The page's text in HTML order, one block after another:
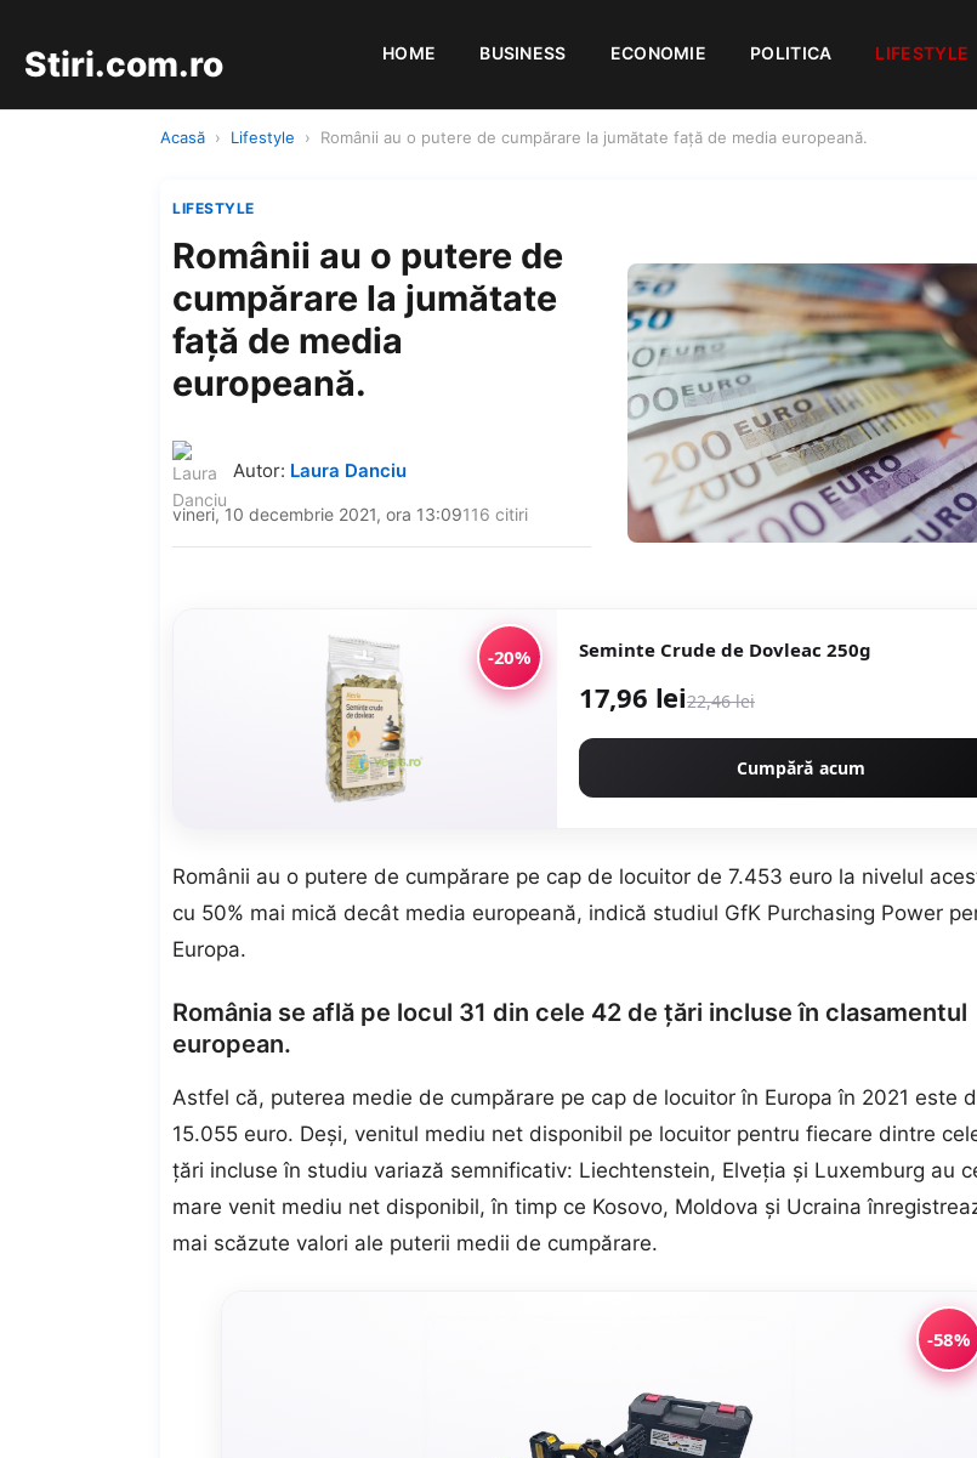
Stiri.com.ro HOME BUSINESS ECONOMIE POLITICA LIFESTYLE
Acasă › Lifestyle › Românii au o putere de cumpărare la jumătate faţă de media europeană.
LIFESTYLE
Românii au o putere de
cumpărare la jumătate
faţă de media
europeană.
Autor: Laura Danciu
vineri, 10 decembrie 2021, ora 13:09116 citiri
-20% Seminte Crude de Dovleac 250g
17,96 lei22,46 lei
Cumpără acum
Românii au o putere de cumpărare pe cap de locuitor de 7.453 euro la nivelul
cu 50% mai mică decât media europeană, indică studiul GfK Purchasing Power
Europa.
România se află pe locul 31 din cele 42 de ţări incluse în clasamentul
european.
Astfel că, puterea medie de cumpărare pe cap de locuitor în Europa în 2021 este
15.055 euro. Deşi, venitul mediu net disponibil pe locuitor pentru fiecare dintre
ţări incluse în studiu variază semnificativ: Liechtenstein, Elveţia şi Luxemburg au
mare venit mediu net disponibil, în timp ce Kosovo, Moldova şi Ucraina
mai scăzute valori ale puterii medii de cumpărare.
-58%